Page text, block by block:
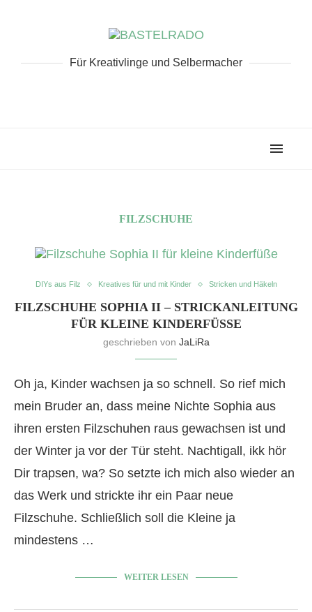
Für Kreativlinge und Selbermacher
FILZSCHUHE
DIYs aus Filz Kreatives für und mit Kinder Stricken und Häkeln
FILZSCHUHE SOPHIA II – STRICKANLEITUNG
FÜR KLEINE KINDERFÜSSE
geschrieben von JaLiRa
Oh ja, Kinder wachsen ja so schnell. So rief mich
mein Bruder an, dass meine Nichte Sophia aus
ihren ersten Filzschuhen raus gewachsen ist und
der Winter ja vor der Tür steht. Nachtigall, ikk hör
Dir trapsen, wa? So setzte ich mich also wieder an
das Werk und strickte ihr ein Paar neue
Filzschuhe. Schließlich soll die Kleine ja
mindestens …
WEITER LESEN